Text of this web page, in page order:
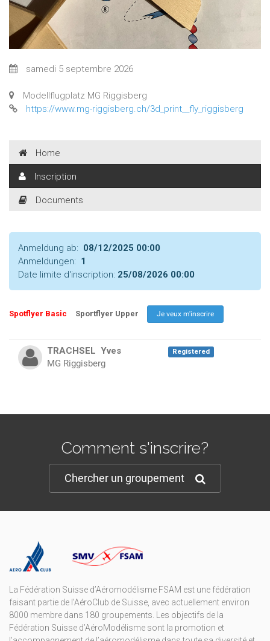
samedi 5 septembre 2026
Modellflugplatz MG Riggisberg
https://www.mg-riggisberg.ch/3d_print__fly_riggisberg
Home
Inscription
Documents
Anmeldung ab: 08/12/2025 00:00
Anmeldungen: 1
Date limite d'inscription: 25/08/2026 00:00
Spotflyer Basic Sportflyer Upper
TRACHSEL Yves
MG Riggisberg
Registered
Comment s'inscrire?
Chercher un groupement
La Fédération Suisse d’Aéromodélisme FSAM est une fédération
faisant partie de l’AéroClub de Suisse, avec actuellement environ
8000 membre dans 180 groupements. Les objectifs de la
Fédération Suisse d’AéroModélisme sont la promotion et